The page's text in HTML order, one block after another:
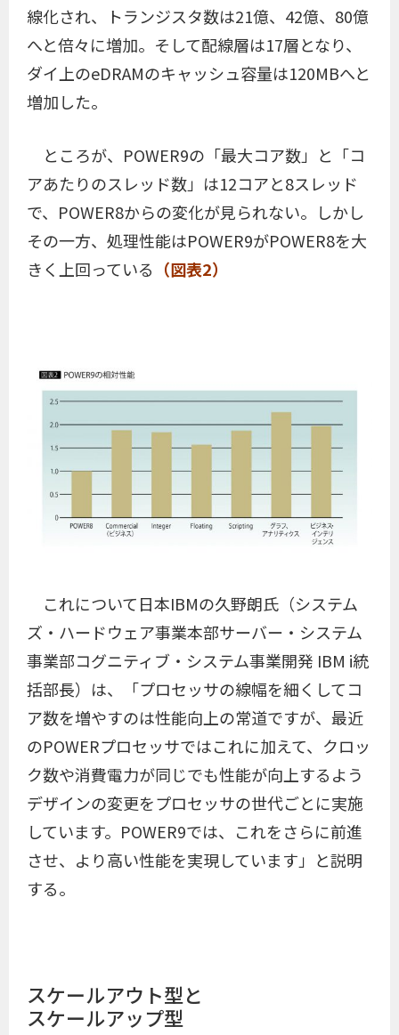
線化され、トランジスタ数は21億、42億、80億
へと倍々に増加。そして配線層は17層となり、
ダイ上のeDRAMのキャッシュ容量は120MBへと
増加した。
ところが、POWER9の「最大コア数」と「コ
アあたりのスレッド数」は12コアと8スレッド
で、POWER8からの変化が見られない。しかし
その一方、処理性能はPOWER9がPOWER8を大
きく上回っている （図表2）
これについて日本IBMの久野朗氏（システム
ズ・ハードウェア事業本部サーバー・システム
事業部コグニティブ・システム事業開発 IBM i統
括部長）は、「プロセッサの線幅を細くしてコ
ア数を増やすのは性能向上の常道ですが、最近
のPOWERプロセッサではこれに加えて、クロッ
ク数や消費電力が同じでも性能が向上するよう
デザインの変更をプロセッサの世代ごとに実施
しています。POWER9では、これをさらに前進
させ、より高い性能を実現しています」と説明
する。
スケールアウト型と
スケールアップ型